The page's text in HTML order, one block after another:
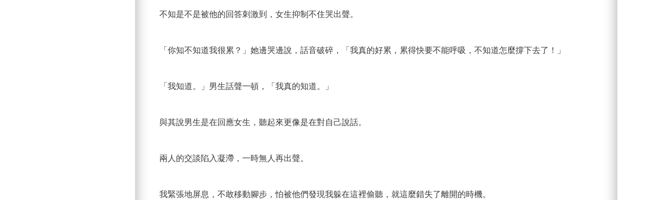
不知是不是被他的回答刺激到，女生抑制不住哭出聲。
「你知不知道我很累？」她邊哭邊說，話音破碎，「我真的好累，累得快要不能呼吸，不知道怎麼撐下去了！」
「我知道。」男生話聲一頓，「我真的知道。」
與其說男生是在回應女生，聽起來更像是在對自己說話。
兩人的交談陷入凝滯，一時無人再出聲。
我緊張地屏息，不敢移動腳步，怕被他們發現我躲在這裡偷聽，就這麼錯失了離開的時機。